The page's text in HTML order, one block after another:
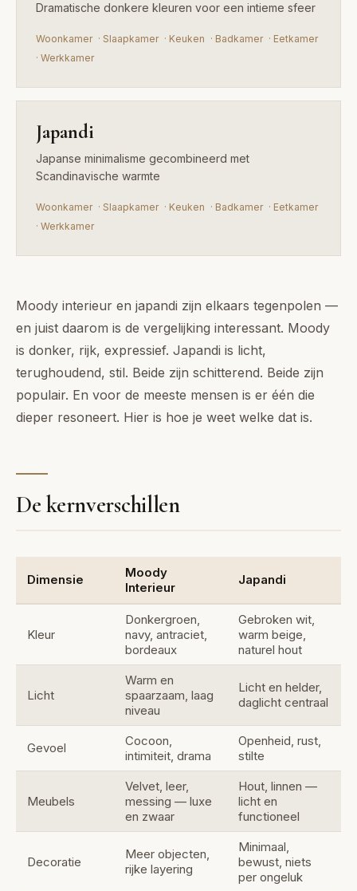
Dramatische donkere kleuren voor een intieme sfeer
Woonkamer · Slaapkamer · Keuken · Badkamer · Eetkamer
· Werkkamer
Japandi
Japanse minimalisme gecombineerd met
Scandinavische warmte
Woonkamer · Slaapkamer · Keuken · Badkamer · Eetkamer
· Werkkamer
Moody interieur en japandi zijn elkaars tegenpolen —
en juist daarom is de vergelijking interessant. Moody
is donker, rijk, expressief. Japandi is licht,
terughoudend, stil. Beide zijn schitterend. Beide zijn
populair. En voor de meeste mensen is er één die
dieper resoneert. Hier is hoe je weet welke dat is.
De kernverschillen
Dimensie
Moody
Interieur
Japandi
Kleur
Donkergroen,
navy, antraciet,
bordeaux
Gebroken wit,
warm beige,
naturel hout
Licht
Warm en
spaarzaam, laag
niveau
Licht en helder,
daglicht centraal
Gevoel
Cocoon,
intimiteit, drama
Openheid, rust,
stilte
Meubels
Velvet, leer,
messing — luxe
en zwaar
Hout, linnen —
licht en
functioneel
Decoratie
Meer objecten,
rijke layering
Minimaal,
bewust, niets
per ongeluk